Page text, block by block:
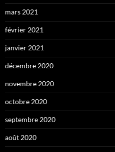
mars 2021
février 2021
janvier 2021
décembre 2020
novembre 2020
octobre 2020
septembre 2020
août 2020